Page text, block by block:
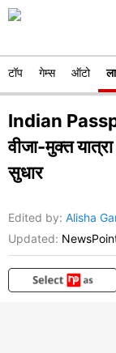
टॉप गेम्स ऑटो
Indian
वीजा-मुक्त
सुधार
Edited by: Alisha
Updated: